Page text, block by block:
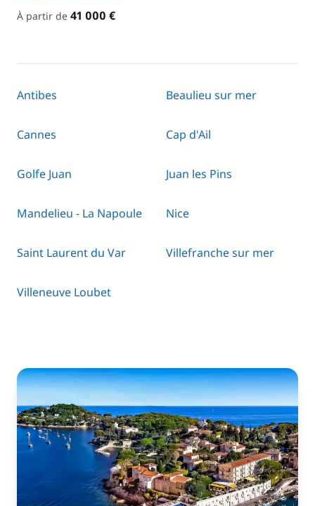
À partir de 41 000 €
Antibes Beaulieu sur mer
Cannes Cap d'Ail
Golfe Juan Juan les Pins
Mandelieu - La Napoule Nice
Saint Laurent du Var Villefranche sur mer
Villeneuve Loubet